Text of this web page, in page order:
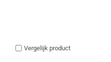
Vergelijk product